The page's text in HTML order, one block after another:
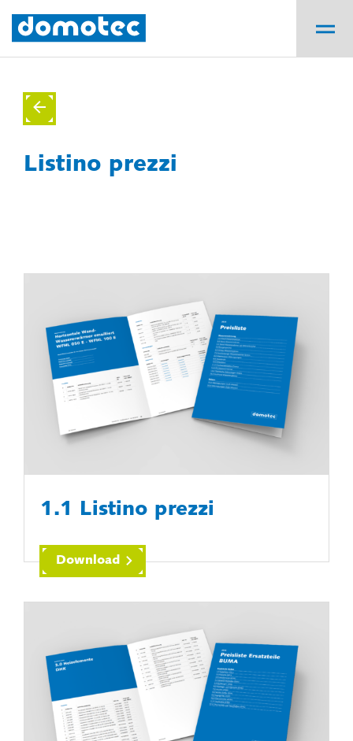
Listino prezzi
1.1 Listino prezzi
Download